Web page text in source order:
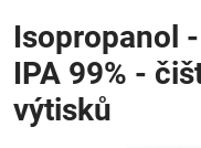
Isopropanol
IPA 99% -
výtisků